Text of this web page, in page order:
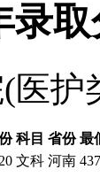
录
医
科目 省份 最
文科 河南 437